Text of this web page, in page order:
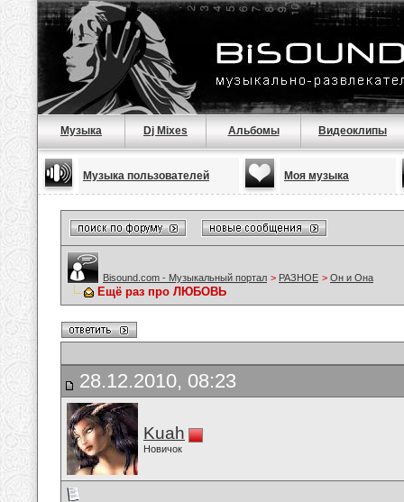
Музыка Dj Mixes Альбомы Видеоклипы
Музыка пользователей Моя музыка
Bisound.com - Музыкальный портал > РАЗНОЕ > Он и Она
Ещё раз про ЛЮБОВЬ
28.12.2010, 08:23
Kuah
Новичок